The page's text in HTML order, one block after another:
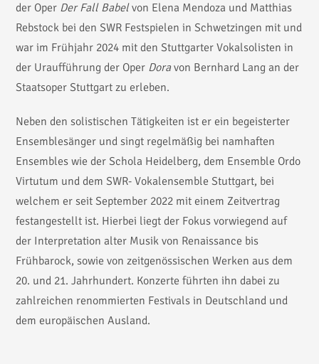
der Oper Der Fall Babelvon Elena Mendoza und Matthias
Rebstock bei den SWR Festspielen in Schwetzingen mit und
war im Frühjahr 2024 mit den Stuttgarter Vokalsolisten in
der Uraufführung der Oper Doravon Bernhard Lang an der
Staatsoper Stuttgart zu erleben.
Neben den solistischen Tätigkeiten ist er ein begeisterter
Ensemblesänger und singt regelmäßig bei namhaften
Ensembles wie der Schola Heidelberg, dem Ensemble Ordo
Virtutum und dem SWR- Vokalensemble Stuttgart, bei
welchem er seit September 2022 mit einem Zeitvertrag
festangestellt ist. Hierbei liegt der Fokus vorwiegend auf
der Interpretation alter Musik von Renaissance bis
Frühbarock, sowie von zeitgenössischen Werken aus dem
20. und 21. Jahrhundert. Konzerte führten ihn dabei zu
zahlreichen renommierten Festivals in Deutschland und
dem europäischen Ausland.